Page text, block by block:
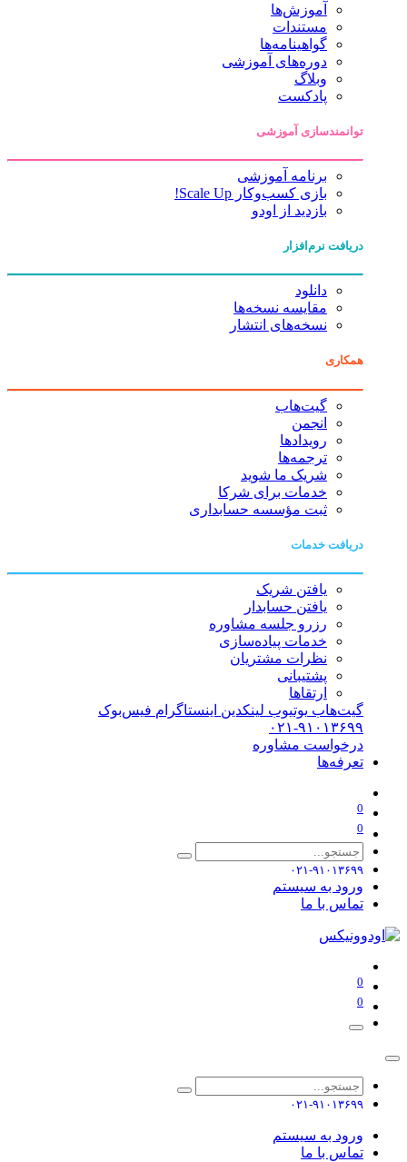
آموزش‌ها
مستندات
گواهینامه‌ها
دوره‌های آموزشی
وبلاگ
پادکست
توانمندسازی آموزشی
برنامه آموزشی
بازی کسب‌وکار Scale Up!
بازدید از اودو
دریافت نرم‌افزار
دانلود
مقایسه نسخه‌ها
نسخه‌های انتشار
همکاری
گیت‌هاب
انجمن
رویدادها
ترجمه‌ها
شریک ما شوید
خدمات برای شرکا
ثبت مؤسسه حسابداری
دریافت خدمات
یافتن شریک
یافتن حسابدار
رزرو جلسه مشاوره
خدمات پیاده‌سازی
نظرات مشتریان
پشتیبانی
ارتقاها
گیت‌هاب یوتیوب لینکدین اینستاگرام فیس‌بوک
۰۲۱-۹۱۰۱۳۶۹۹
درخواست مشاوره
تعرفه‌ها
0
0
۰۲۱-۹۱۰۱۳۶۹۹
ورود به سیستم
تماس با ما
0
0
۰۲۱-۹۱۰۱۳۶۹۹
ورود به سیستم
تماس با ما